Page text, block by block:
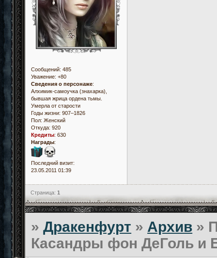
Сообщений: 485
Уважение: +80
Сведения о персонаже:
Алхимик-самоучка (знахарка),
бывшая жрица ордена тьмы.
Умерла от старости
Годы жизни: 907–1826
Пол: Женский
Откуда: 920
Кредиты: 630
Награды:
Последний визит:
23.05.2011 01:39
Страница: 1
»Дракенфурт » Архив »
Касандры фон ДеГоль и